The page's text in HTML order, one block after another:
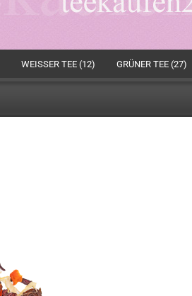
WEISSER TEE (12) GRÜNER TEE (27)